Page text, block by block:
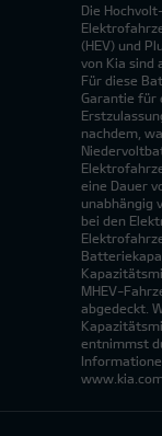
Die
(HEV) und
von Kia sind
Für diese
Garantie für
nachdem,
eine Dauer
unabhängig
bei den
MHEV-
abgedeckt.
entnimmst